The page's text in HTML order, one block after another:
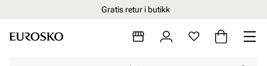
Gratis retur i butikk